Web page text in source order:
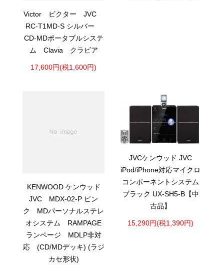
Victor ビクター JVC
RC-T1MD-S シルバー
CD-MDポータブルシステ
ム Clavia クラビア
17,600円(税1,600円)
KENWOOD ケンウッド
JVC MDX-02-P ピン
ク MDパーソナルステレ
オシステム RAMPAGE
ランページ MDLP非対
応 (CD/MDデッキ) (ラジ
カセ形状)
JVCケンウッド JVC
iPod/iPhone対応マイクロ
コンポーネントシステム
ブラック UX-SH5-B【中
古品】
15,290円(税1,390円)